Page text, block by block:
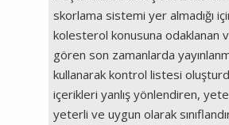
skorlama sistemi yer almadığı
kolesterol konusuna odaklanan
gören son zamanlarda
kullanarak kontrol listesi
içerikleri yanlış yönlendiren,
yeterli ve uygun olarak